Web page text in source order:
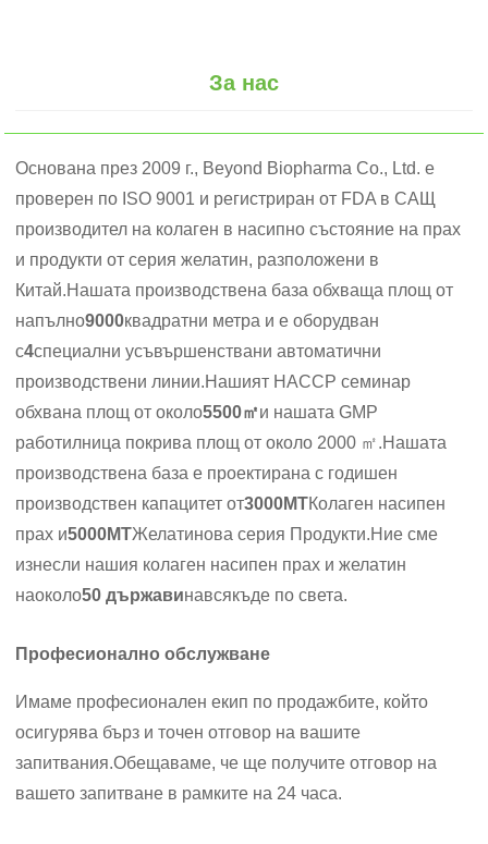
За нас
Основана през 2009 г., Beyond Biopharma Co., Ltd. е
проверен по ISO 9001 и регистриран от FDA в САЩ
производител на колаген в насипно състояние на прах
и продукти от серия желатин, разположени в
Китай.Нашата производствена база обхваща площ от
напълно9000квадратни метра и е оборудван
с4специални усъвършенствани автоматични
производствени линии.Нашият HACCP семинар
обхвана площ от около5500㎡и нашата GMP
работилница покрива площ от около 2000 ㎡.Нашата
производствена база е проектирана с годишен
производствен капацитет от3000MTКолаген насипен
прах и5000MTЖелатинова серия Продукти.Ние сме
изнесли нашия колаген насипен прах и желатин
наоколо50 държавинавсякъде по света.
Професионално обслужване
Имаме професионален екип по продажбите, който
осигурява бърз и точен отговор на вашите
запитвания.Обещаваме, че ще получите отговор на
вашето запитване в рамките на 24 часа.